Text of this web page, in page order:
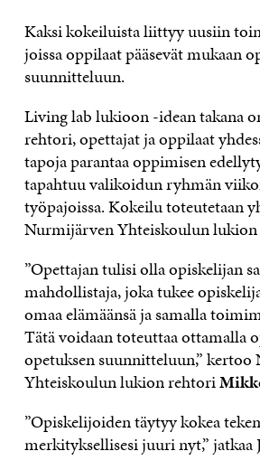
Kaksi kokeiluista liittyy uusiin
joissa oppilaat pääsevät mukaan
suunnitteluun.
Living lab lukioon -idean takana
rehtori, opettajat ja oppilaat
tapoja parantaa oppimisen
tapahtuu valikoidun ryhmän
työpajoissa. Kokeilu toteutetaan
Nurmijärven Yhteiskoulun lukion
”Opettajan tulisi olla opiskelijan
mahdollistaja, joka tukee
omaa elämäänsä ja samalla
Tätä voidaan toteuttaa ottamalla
opetuksen suunnitteluun,”
Yhteiskoulun lukion rehtori
”Opiskelijoiden täytyy kokea
merkityksellisesi juuri nyt,” jatkaa